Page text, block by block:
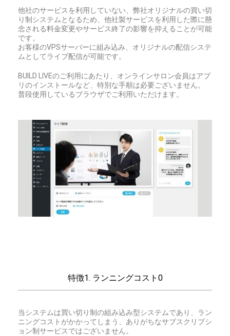
他社のサービスを利用していない、弊社オリジナルの買い切
り制システムとなるため、他社製サービスを利用した際に懸
念される料金変更やサービス終了の影響を抑えることが可能
です。
お客様のVPSサーバーに組み込み、オリジナルの配信システ
ムとしてライブ配信が可能です。
BUILD LIVEのご利用にあたり、オンラインサロン会員はアプ
リのインストールなど、特別な手順は必要ございません。
普段使用しているブラウザでご利用いただけます。
特徴1. ランニングコスト0
当システムは買い切り制の組み込み型システムであり、ラン
ニングコストがかかってしまう、ありがちなサブスクリプシ
ョン制サービスではございません。